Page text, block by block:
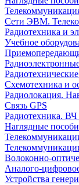
Сети ЭВМ.
Радиотехника и
Учебное
Схемотехника и
Радиолокация.
Связь GPS
Радиотехника.
Наглядные
Волоконно-
Аналого-
Устройства